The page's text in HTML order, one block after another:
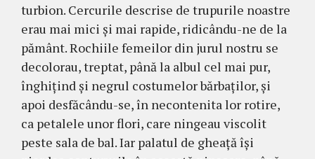
turbion. Cercu­rile descrise de trupurile noastre
erau mai mici şi mai rapide, ridicându-ne de la
pământ. Rochiile fe­me­ilor din jurul nostru se
decolorau, treptat, până la albul cel mai pur,
înghiţind şi negrul costumelor bărbaţilor, şi
apoi desfăcându-se, în necontenita lor rotire,
ca pe­ta­lele unor flori, care ningeau viscolit
peste sala de bal. Iar palatul de gheaţă îşi